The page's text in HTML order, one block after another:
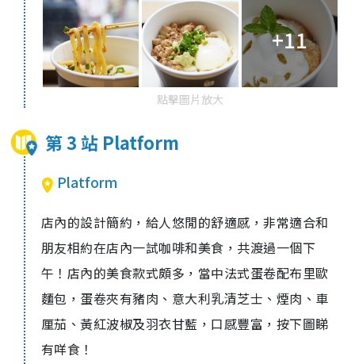
+11
點擊圖片放大
第 3 站 Platform
Platform
店內的設計簡約，給人悠閒的舒適感，非常適合和
朋友相約在店內一試咖啡和美食，共渡過一個下
午！店內的美食款式頗多，當中法式蛋卷配布里歐
麵包，蛋卷夾有豬肉、意大利乳清芝士、煙肉、車
厘茄、黃紅波椒及羽衣甘藍，口感豐富，按下圖睇
有咩食！